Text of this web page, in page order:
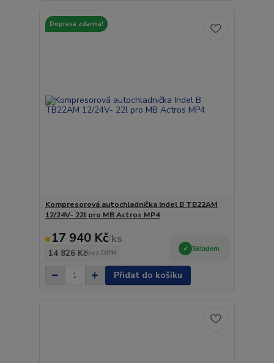
Doprava zdarma!
Kompresorová autochladnička Indel B TB22AM
12/24V- 22l pro MB Actros MP4
17 940 Kč/ks
14 826 Kčbez DPH
Skladem
Přidat do košíku